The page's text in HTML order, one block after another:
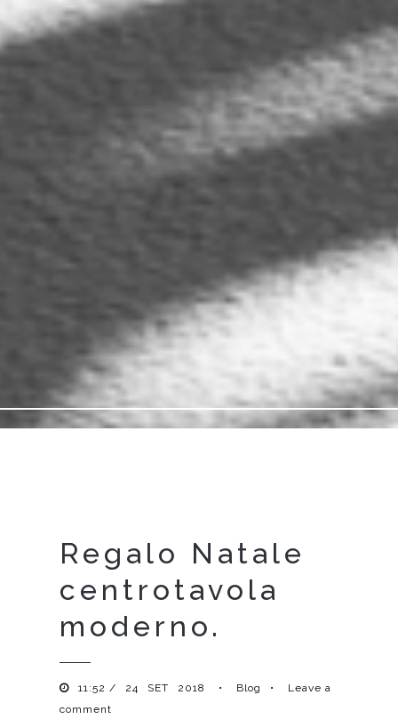
Regalo Natale
centrotavola
moderno.
11:52 / 24 SET 2018 • Blog •
Leave a
comment